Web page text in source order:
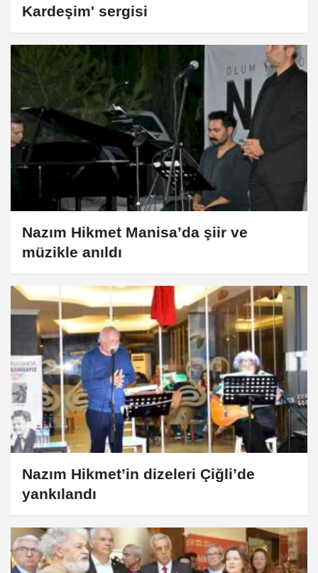
Kardeşim' sergisi
Nazım Hikmet Manisa’da şiir ve
müzikle anıldı
Nazım Hikmet’in dizeleri Çiğli’de
yankılandı